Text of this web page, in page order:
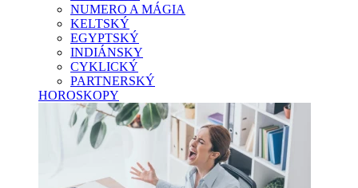
NUMERO A MÁGIA
KELTSKÝ
EGYPTSKÝ
INDIÁNSKY
CYKLICKÝ
PARTNERSKÝ
HOROSKOPY